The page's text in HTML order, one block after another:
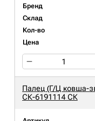
Бренд
Склад
Кол-во
Цена
Палец (Г/Ц ковша-
СК-6191114 СК